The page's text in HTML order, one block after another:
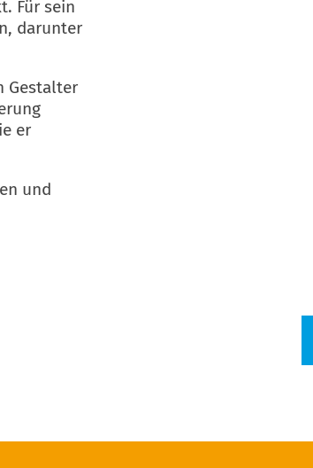
Für sein
darunter
Gestalter
er
und